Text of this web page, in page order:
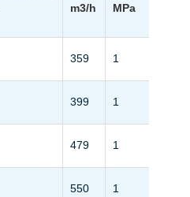
m3/h
MPa
359 1
399 1
479 1
550 1